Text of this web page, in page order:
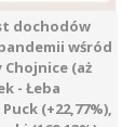
dochodów
wśród
(aż
- Łeba
(+22,77%),